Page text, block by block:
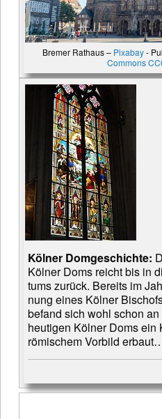
Bremer Rathaus – Pixabay-
Commons
Kölner Domgeschichte:
Kölner Doms reicht bis in
tums zurück. Be­reits im
nung eines Kölner
be­fand sich wohl schon
heu­tigen Kölner Doms ein
röm­ischem Vor­bild